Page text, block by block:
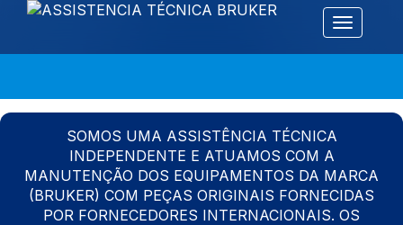
Alternar
SOMOS UMA ASSISTÊNCIA TÉCNICA
INDEPENDENTE E ATUAMOS COM A
MANUTENÇÃO DOS EQUIPAMENTOS DA MARCA
(BRUKER) COM PEÇAS ORIGINAIS FORNECIDAS
POR FORNECEDORES INTERNACIONAIS. OS